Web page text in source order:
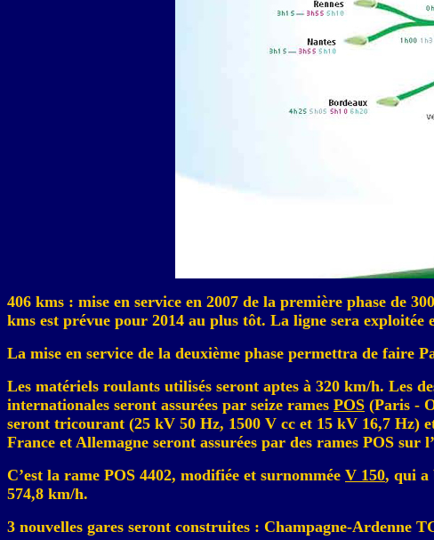
406 kms : mise en service en 2007 de la première phase de 300
kms est prévue pour 2014 au plus tôt. La ligne sera exploitée
La mise en service de la deuxième phase permettra de faire
Les matériels roulants utilisés seront aptes à 320 km/h. Les
internationales seront assurées par seize rames POS (Paris -
seront tricourant (25 kV 50 Hz, 1500 V cc et 15 kV 16,7 Hz)
France et Allemagne seront assurées par des rames POS sur
C’est la rame POS 4402, modifiée et surnommée V 150, qui a
574,8 km/h.
3 nouvelles gares seront construites : Champagne-Ardenne